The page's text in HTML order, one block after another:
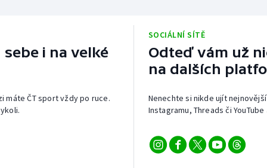
i na velké
máte ČT sport vždy po ruce.
SOCIÁLNÍ SÍTĚ
Odteď vám už
na dalších
Nenechte si nikde ujít
Instagramu, Threads či